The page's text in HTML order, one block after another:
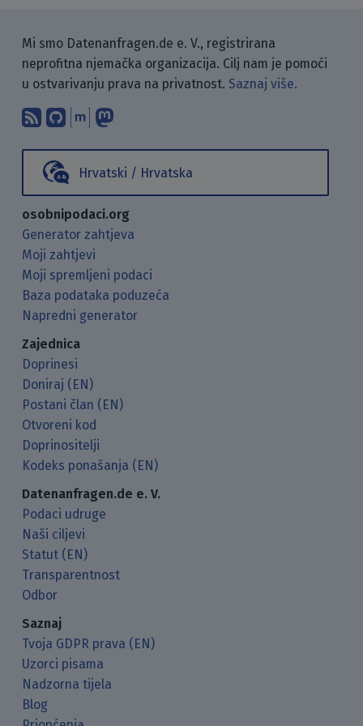
Mi smo Datenanfragen.de e. V., registrirana
neprofitna njemačka organizacija. Cilj nam je pomoći
u ostvarivanju prava na privatnost. Saznaj više.
Pretplati se na naš blog koristeći
Pronađi nas na GitHubu.
Raspravljaj s nama putem
Hrvatski / Hrvatska
osobnipodaci.org
Generator zahtjeva
Moji zahtjevi
Moji spremljeni podaci
Baza podataka poduzeća
Napredni generator
Zajednica
Doprinesi
Doniraj (EN)
Postani član (EN)
Otvoreni kod
Doprinositelji
Kodeks ponašanja (EN)
Datenanfragen.de e. V.
Podaci udruge
Naši ciljevi
Statut (EN)
Transparentnost
Odbor
Saznaj
Tvoja GDPR prava (EN)
Uzorci pisama
Nadzorna tijela
Blog